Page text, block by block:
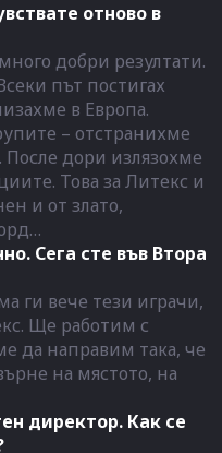
отново в
добри резултати.
път постигах
в Европа.
– отстранихме
После дори излязохме
Това за Литекс и
и от злато,
Сега сте във Втора
ги вече тези играчи,
Ще работим с
да направим така, че
на мястото, на
директор. Как се